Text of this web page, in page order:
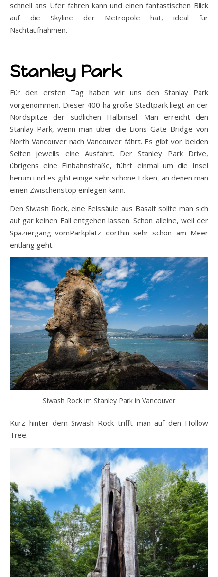
schnell ans Ufer fahren kann und einen fantastischen Blick
auf die Skyline der Metropole hat, ideal für
Nachtaufnahmen.
Stanley Park
Für den ersten Tag haben wir uns den Stanlay Park
vorgenommen. Dieser 400 ha große Stadtpark liegt an der
Nordspitze der südlichen Halbinsel. Man erreicht den
Stanlay Park, wenn man über die Lions Gate Bridge von
North Vancouver nach Vancouver fährt. Es gibt von beiden
Seiten jeweils eine Ausfahrt. Der Stanley Park Drive,
übrigens eine Einbahnstraße, führt einmal um die Insel
herum und es gibt einige sehr schöne Ecken, an denen man
einen Zwischenstop einlegen kann.
Den Siwash Rock, eine Felssäule aus Basalt sollte man sich
auf gar keinen Fall entgehen lassen. Schon alleine, weil der
Spaziergang vomParkplatz dorthin sehr schön am Meer
entlang geht.
Siwash Rock im Stanley Park in Vancouver
Kurz hinter dem Siwash Rock trifft man auf den Hollow
Tree.